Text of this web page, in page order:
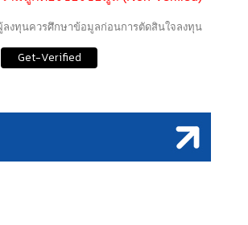
ลงทุนควรศึกษาข้อมูลก่อนการตัดสินใจลงทุน
Get-Verified